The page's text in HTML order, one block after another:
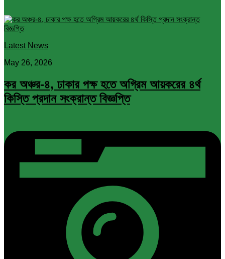
Latest News
May 26, 2026
কর অঞ্চর-৪, ঢাকার পক্ষ হতে অগ্রিম আয়করের ৪র্থ
কিস্তি প্রদান সংক্রান্ত বিজ্ঞপ্তি